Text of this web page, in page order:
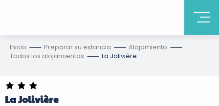
Inicio Preparar su estancia
Alojamiento
Todos los alojamientos
La Jolivière
La Jolivière